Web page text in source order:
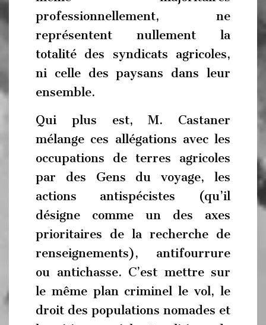
professionnellement, ne
représentent nullement la
totalité des syndicats agricoles,
ni celle des paysans dans leur
ensemble.
Qui plus est, M. Castaner
mélange ces allégations avec les
occupations de terres agricoles
par des Gens du voyage, les
actions antispécistes (qu’il
désigne comme un des axes
prioritaires de la recherche de
renseignements), antifourrure
ou antichasse. C’est mettre sur
le même plan criminel le vol, le
droit des populations nomades et